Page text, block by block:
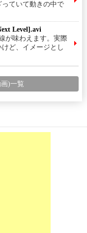
ていて動きの中で
Level].avi
が味わえます。実際
ど、イメージとし
)一覧